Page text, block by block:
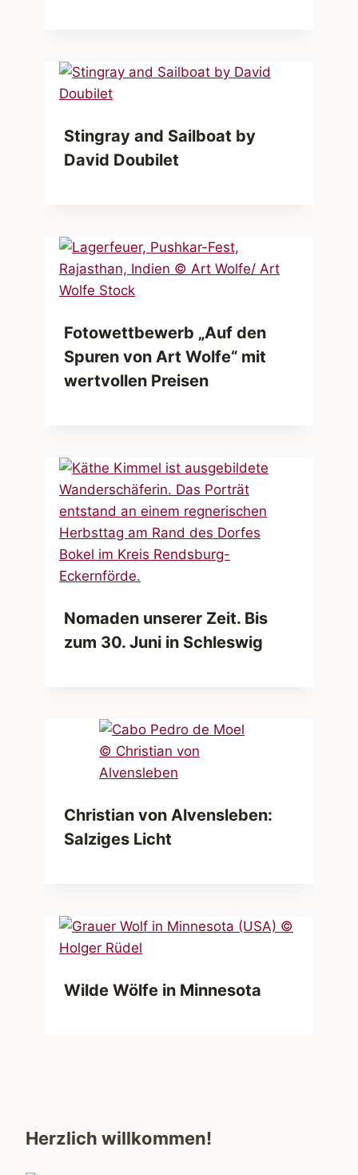
Stingray and Sailboat by
David Doubilet
Fotowettbewerb „Auf den
Spuren von Art Wolfe“ mit
wertvollen Preisen
Nomaden unserer Zeit. Bis
zum 30. Juni in Schleswig
Christian von Alvensleben:
Salziges Licht
Wilde Wölfe in Minnesota
Herzlich willkommen!